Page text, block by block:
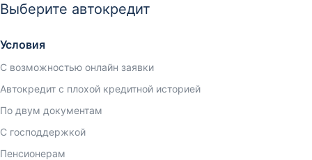
Выберите автокредит
Условия
С возможностью онлайн заявки
Автокредит с плохой кредитной историей
По двум документам
С господдержкой
Пенсионерам